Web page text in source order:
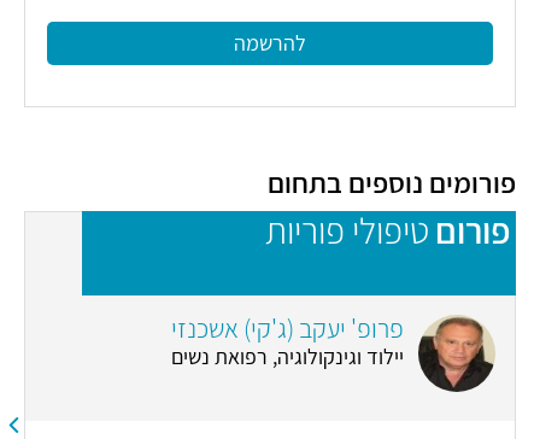
להרשמה
פורומים נוספים בתחום
פורום טיפולי פוריות
פרופ' יעקב (ג'קי) אשכנזי
יילוד וגינקולוגיה, רפואת נשים